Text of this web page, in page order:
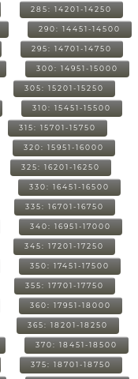
285: 14201-14250
290: 14451-14500
295: 14701-14750
300: 14951-15000
305: 15201-15250
310: 15451-15500
315: 15701-15750
320: 15951-16000
325: 16201-16250
330: 16451-16500
335: 16701-16750
340: 16951-17000
345: 17201-17250
350: 17451-17500
355: 17701-17750
360: 17951-18000
365: 18201-18250
370: 18451-18500
375: 18701-18750